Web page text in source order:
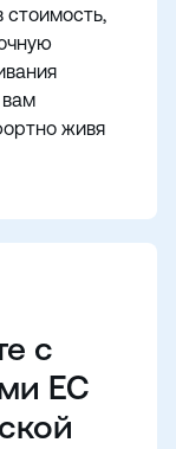
стоимость,
вам
живя
с
ЕС